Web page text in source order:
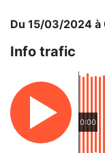
Du 15/03/2024
Info trafic
0:00